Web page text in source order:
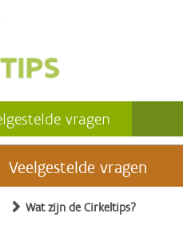
vragen
Veelgestelde vragen
Wat zijn de Cirkeltips?